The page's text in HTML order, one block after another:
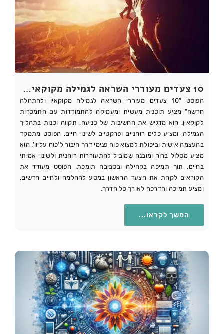
10 צעדים מעוררי השראה לגמילה מקוקאין ולהתחלה חדשה
הפוסט "10 צעדים מעוררי השראה לגמילה מקוקאין ולהתחלה
חדשה" מציע תוכנית מעשית ומעמיקה להתמודדות עם התמכרות
לקוקאין. הוא מדגיש את החשיבות של כניעה, תקווה וכנות בתהליך
הגמילה, ומציע כלים רוחניים ופרקטיים לשינוי חיים. הפוסט מתמקד
בהעצמה אישית וביכולת למצוא כוח פנימי דרך חיבור ל'כוח עליון'. הוא
מציע מסלול ברור ומובנה שמוביל להתעוררות רוחנית ולשינוי אמיתי
בחיים, תוך תמיכה בקהילה ובסביבה תומכת. הפוסט מעודד את
הקוראים לקחת את הצעד הראשון במסע להחלמה ולחיים חדשים,
ומציע תמיכה והדרכה לאורך כל הדרך.
המשך לקראו...